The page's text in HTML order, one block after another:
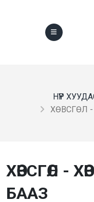
НҮҮР
ХӨВСГӨЛ
ХӨВСГӨЛ -
БААЗ